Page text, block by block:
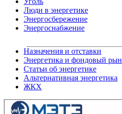
Люди в энергетике
Энергосбережение
Энергоснабжение
Назначения и отставки
Энергетика и фондовый
Статьи об энергетике
Альтернативная энергетика
ЖКХ